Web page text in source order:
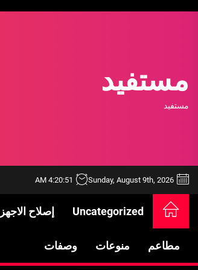
مستفيد
مستفيد
Sunday, August 9th, 2026
4:20:51 AM
Uncategorized إصلاح
مطاعم منوعات وصفات
خدمات شركة الجوهرة كلين